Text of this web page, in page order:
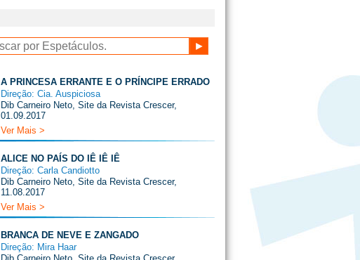
A PRINCESA ERRANTE E O PRÍNCIPE ERRADO
Direção: Cia. Auspiciosa
Dib Carneiro Neto, Site da Revista Crescer,
01.09.2017
Ver Mais >
ALICE NO PAÍS DO IÊ IÊ IÊ
Direção: Carla Candiotto
Dib Carneiro Neto, Site da Revista Crescer,
11.08.2017
Ver Mais >
BRANCA DE NEVE E ZANGADO
Direção: Mira Haar